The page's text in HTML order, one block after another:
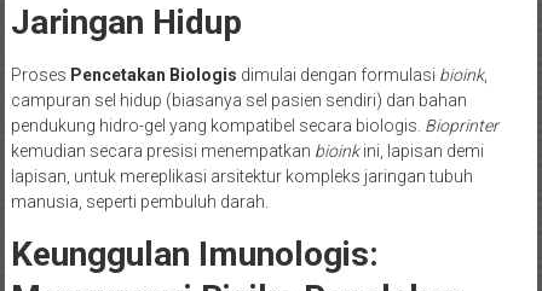
Jaringan Hidup
Proses Pencetakan Biologis dimulai dengan formulasi bioink,
campuran sel hidup (biasanya sel pasien sendiri) dan bahan
pendukung hidro-gel yang kompatibel secara biologis. Bioprinter
kemudian secara presisi menempatkan bioinkini, lapisan demi
lapisan, untuk mereplikasi arsitektur kompleks jaringan tubuh
manusia, seperti pembuluh darah.
Keunggulan Imunologis: